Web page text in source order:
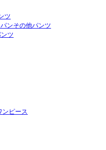
ツ
ンその他パンツ
ツ
ンピース